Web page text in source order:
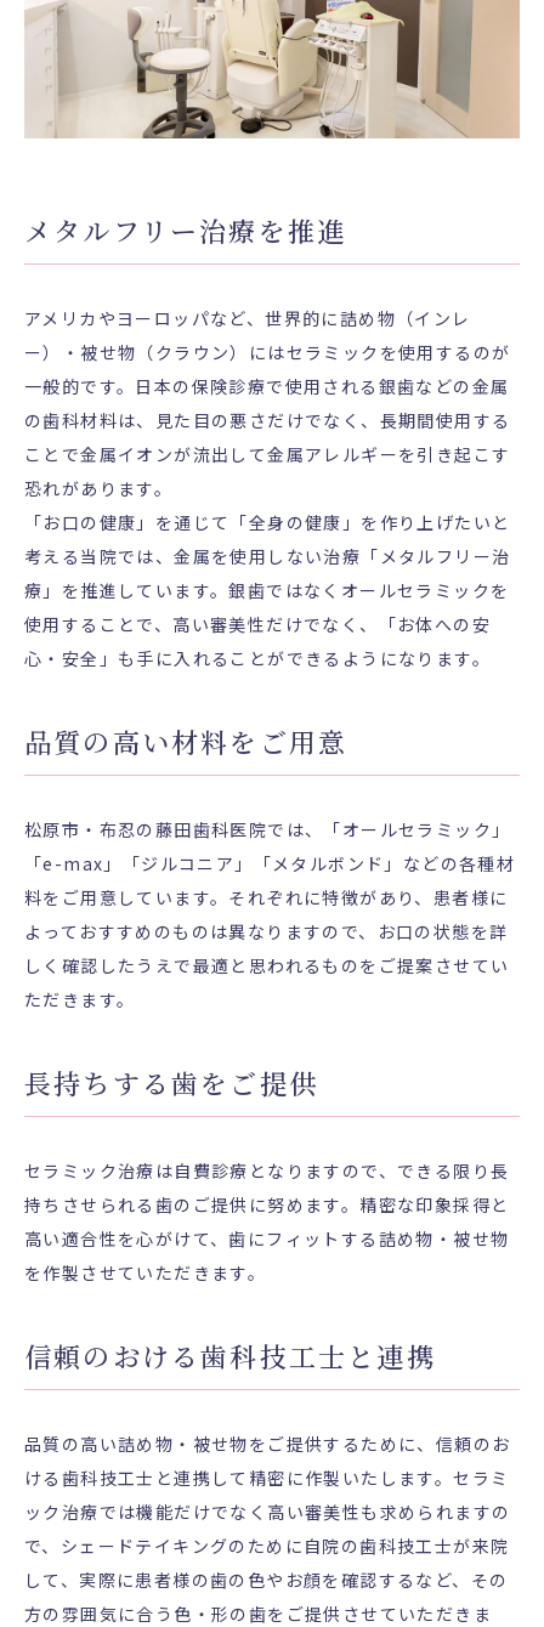
メタルフリー治療を推進
アメリカやヨーロッパなど、世界的に詰め物（インレ
ー）・被せ物（クラウン）にはセラミックを使用するのが
一般的です。日本の保険診療で使用される銀歯などの金属
の歯科材料は、見た目の悪さだけでなく、長期間使用する
ことで金属イオンが流出して金属アレルギーを引き起こす
恐れがあります。
「お口の健康」を通じて「全身の健康」を作り上げたいと
考える当院では、金属を使用しない治療「メタルフリー治
療」を推進しています。銀歯ではなくオールセラミックを
使用することで、高い審美性だけでなく、「お体への安
心・安全」も手に入れることができるようになります。
品質の高い材料をご用意
松原市・布忍の藤田歯科医院では、「オールセラミック」
「e-max」「ジルコニア」「メタルボンド」などの各種材
料をご用意しています。それぞれに特徴があり、患者様に
よっておすすめのものは異なりますので、お口の状態を詳
しく確認したうえで最適と思われるものをご提案させてい
ただきます。
長持ちする歯をご提供
セラミック治療は自費診療となりますので、できる限り長
持ちさせられる歯のご提供に努めます。精密な印象採得と
高い適合性を心がけて、歯にフィットする詰め物・被せ物
を作製させていただきます。
信頼のおける歯科技工士と連携
品質の高い詰め物・被せ物をご提供するために、信頼のお
ける歯科技工士と連携して精密に作製いたします。セラミ
ック治療では機能だけでなく高い審美性も求められますの
で、シェードテイキングのために自院の歯科技工士が来院
して、実際に患者様の歯の色やお顔を確認するなど、その
方の雰囲気に合う色・形の歯をご提供させていただきま